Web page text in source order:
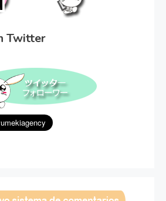
Twitter